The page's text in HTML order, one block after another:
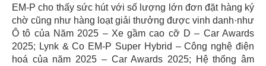
EM-P cho thấy sức hút với số lượng lớn đơn đặt hàng ký
chờ cũng như hàng loạt giải thưởng được vinh danh·như
Ô tô của Năm 2025 – Xe gầm cao cỡ D – Car Awards
2025; Lynk & Co EM-P Super Hybrid – Công nghệ điện
hoá của năm 2025 – Car Awards 2025; Hệ thống âm